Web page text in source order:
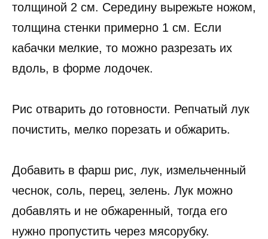
толщиной 2 см. Середину вырежьте ножом,
толщина стенки примерно 1 см. Если
кабачки мелкие, то можно разрезать их
вдоль, в форме лодочек.
Рис отварить до готовности. Репчатый лук
почистить, мелко порезать и обжарить.
Добавить в фарш рис, лук, измельченный
чеснок, соль, перец, зелень. Лук можно
добавлять и не обжаренный, тогда его
нужно пропустить через мясорубку.